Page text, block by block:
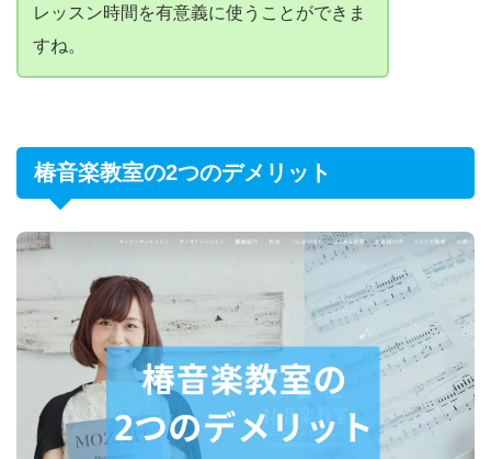
レッスン時間を有意義に使うことができま
すね。
椿音楽教室の2つのデメリット